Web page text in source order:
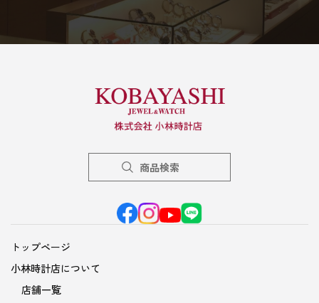
商品検索
トップページ
小林時計店について
店舗一覧